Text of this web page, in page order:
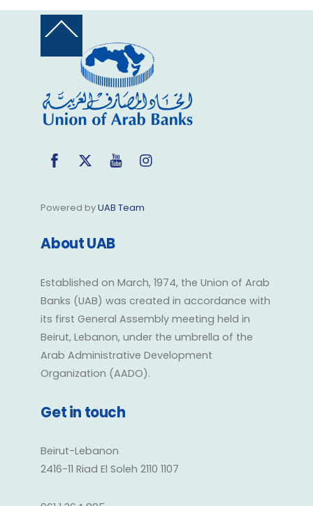
Back
Top
Facebook
Twitter YouTube
Powered byUAB Team
About UAB
Established on March, 1974, the Union of Arab
Banks (UAB) was created in accordance with
its first General Assembly meeting held in
Beirut, Lebanon, under the umbrella of the
Arab Administrative Development
Organization (AADO).
Get in touch
Beirut-Lebanon
2416-11 Riad El Soleh 2110 1107